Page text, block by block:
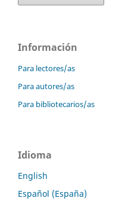
Información
Para lectores/as
Para autores/as
Para bibliotecarios/as
Idioma
English
Español (España)